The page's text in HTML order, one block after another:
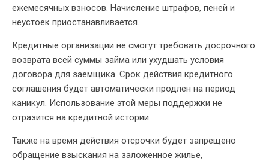
ежемесячных взносов. Начисление штрафов, пеней и
неустоек приостанавливается.
Кредитные организации не смогут требовать досрочного
возврата всей суммы займа или ухудшать условия
договора для заемщика. Срок действия кредитного
соглашения будет автоматически продлен на период
каникул. Использование этой меры поддержки не
отразится на кредитной истории.
Также на время действия отсрочки будет запрещено
обращение взыскания на заложенное жилье,